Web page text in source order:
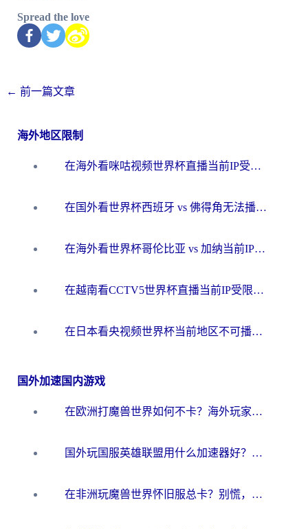
Spread the love
← 前一篇文章
海外地区限制
在海外看咪咕视频世界杯直播当前IP受限制？这篇指南帮你搞定所有体育赛事观看难题
在国外看世界杯西班牙 vs 佛得角无法播放？这篇指南帮你解锁所有中文体育直播
在海外看世界杯哥伦比亚 vs 加纳当前IP受限制？这篇指南帮你流畅看中文解说赛事
在越南看CCTV5世界杯直播当前IP受限制？海外党体育观赛终极指南来了
在日本看央视频世界杯当前地区不可播放？海外党体育观赛终极指南
国外加速国内游戏
在欧洲打魔兽世界如何不卡？海外玩家的国服游戏加速终极攻略
国外玩国服英雄联盟用什么加速器好？海外党亲测有效的国服游戏加速指南
在非洲玩魔兽世界怀旧服总卡？别慌，这份指南帮你丝滑开荒